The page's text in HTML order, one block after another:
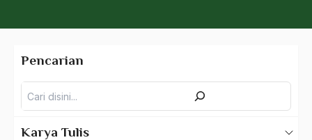
Pencarian
Karya Tulis
Perkembangan Islam
Perkembangan Politik Indonesia